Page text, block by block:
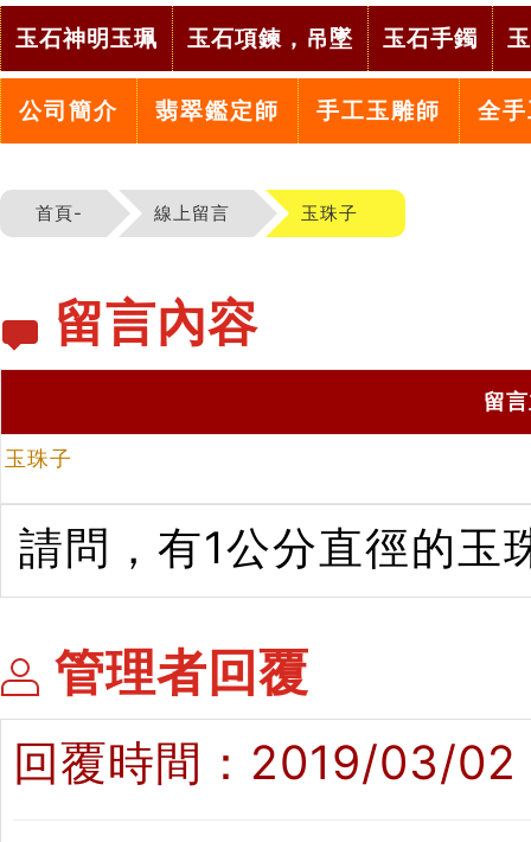
玉石神明玉珮 玉石項鍊，吊墜 玉石手鐲
公司簡介 翡翠鑑定師 手工玉雕師 全
首頁- 線上留言 玉珠子
留言內容
留
玉珠子
請問，有1公分直徑的玉
管理者回覆
回覆時間：2019/03/02